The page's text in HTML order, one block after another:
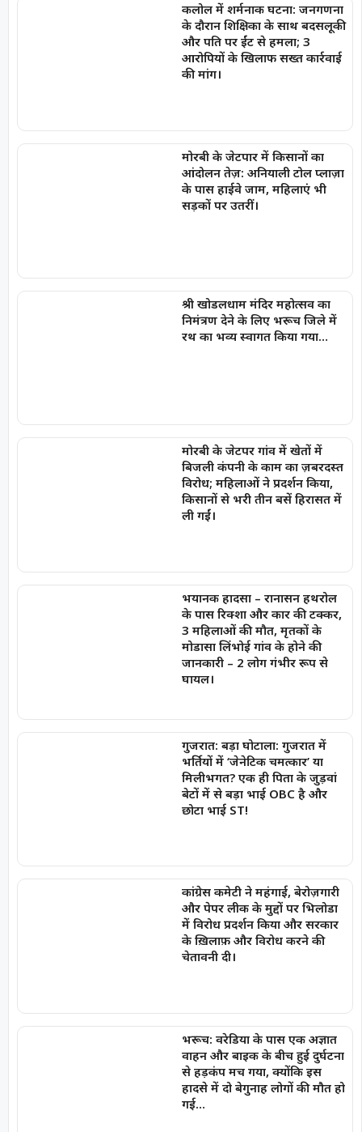
कलोल में शर्मनाक घटना: जनगणना
के दौरान शिक्षिका के साथ बदसलूकी
और पति पर ईंट से हमला; 3
आरोपियों के खिलाफ सख्त कार्रवाई
की मांग।
मोरबी के जेटपार में किसानों का
आंदोलन तेज़: अनियाली टोल प्लाज़ा
के पास हाईवे जाम, महिलाएं भी
सड़कों पर उतरीं।
श्री खोडलधाम मंदिर महोत्सव का
निमंत्रण देने के लिए भरूच जिले में
रथ का भव्य स्वागत किया गया…
मोरबी के जेटपर गांव में खेतों में
बिजली कंपनी के काम का ज़बरदस्त
विरोध; महिलाओं ने प्रदर्शन किया,
किसानों से भरी तीन बसें हिरासत में
ली गईं।
भयानक हादसा – रानासन हथरोल
के पास रिक्शा और कार की टक्कर,
3 महिलाओं की मौत, मृतकों के
मोडासा लिंभोई गांव के होने की
जानकारी – 2 लोग गंभीर रूप से
घायल।
गुजरात: बड़ा घोटाला: गुजरात में
भर्तियों में ‘जेनेटिक चमत्कार’ या
मिलीभगत? एक ही पिता के जुड़वां
बेटों में से बड़ा भाई OBC है और
छोटा भाई ST!
कांग्रेस कमेटी ने महंगाई, बेरोज़गारी
और पेपर लीक के मुद्दों पर भिलोडा
में विरोध प्रदर्शन किया और सरकार
के ख़िलाफ़ और विरोध करने की
चेतावनी दी।
भरूच: वरेडिया के पास एक अज्ञात
वाहन और बाइक के बीच हुई दुर्घटना
से हड़कंप मच गया, क्योंकि इस
हादसे में दो बेगुनाह लोगों की मौत हो
गई…